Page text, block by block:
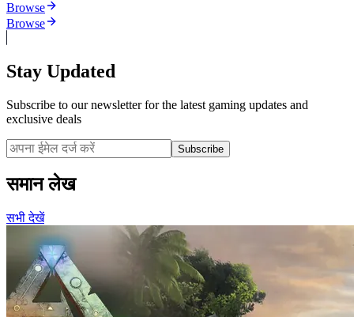
Browse
Browse
Stay Updated
Subscribe to our newsletter for the latest gaming updates and
exclusive deals
Subscribe
समान लेख
सभी देखें